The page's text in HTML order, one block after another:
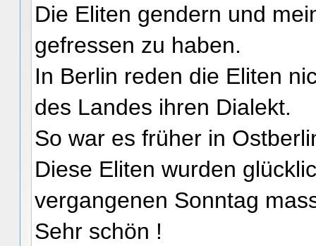
Die Eliten gendern und
gefressen zu haben.
In Berlin reden die Eliten
des Landes ihren Dialekt.
So war es früher in
Diese Eliten wurden
vergangenen Sonntag
Sehr schön !